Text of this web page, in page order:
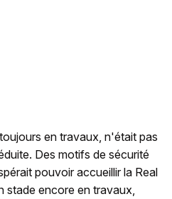
en travaux, n'était pas
Des motifs de sécurité
pouvoir accueillir la Real
stade encore en travaux,